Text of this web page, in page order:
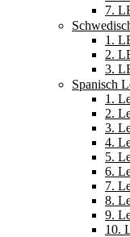
7.
1.
2.
3.
Spanisch
1.
2.
3.
4.
5.
6.
7.
8.
9.
10.